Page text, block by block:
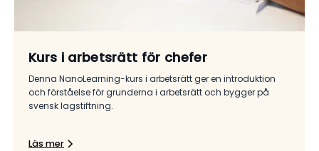
Kurs i arbetsrätt för chefer
Denna NanoLearning-kurs i arbetsrätt ger en introduktion
och förståelse för grunderna i arbetsrätt och bygger på
svensk lagstiftning.
Läs mer